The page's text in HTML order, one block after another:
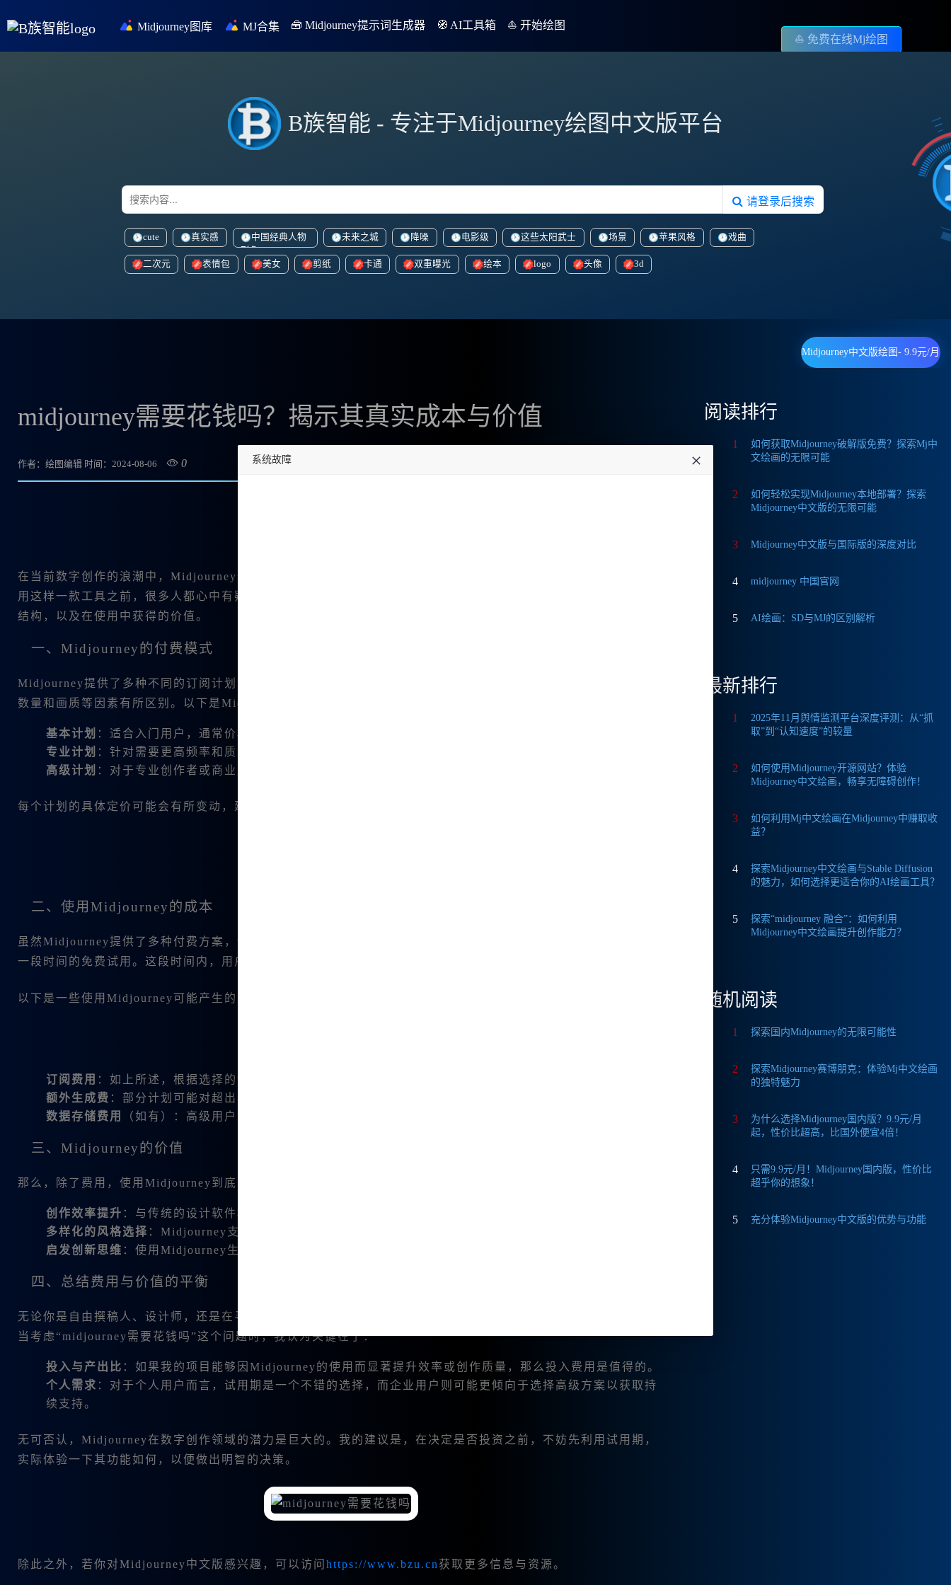
Midjourney图库 MJ合集 🧰 Midjourney提示词生成器 🧭 AI工具箱
⛵️ 开始绘图
⛵️ 免费在线Mj绘图
B族智能 - 专注于Midjourney绘图中文版平台
请登录后搜索
cute 真实感
中国经典人物
形象
未来之城 降噪 电影级 这些太阳武士 场景 苹果风格 戏曲
二次元 表情包 美女 剪纸 卡通 双重曝光 绘本 logo 头像 3d
Midjourney中文版绘图- 9.9元/月
midjourney需要花钱吗？揭示其真实成本与价值
作者：绘图编辑 时间：2024-08-06 0
在当前数字创作的浪潮中，Midjourney作为一款生成图像的人工智能工具，吸引了大量创作者的关注。然而，在使
用这样一款工具之前，很多人都心中有疑问：“midjourney需要花钱吗？”接下来，我将深入探讨Midjourney的费用
结构，以及在使用中获得的价值。
一、Midjourney的付费模式
Midjourney提供了多种不同的订阅计划以满足不同用户的需求。这些计划通常会根据用户的使用频率、生成图像的
数量和画质等因素有所区别。以下是Midjourney的一般付费选项：
基本计划 ：适合入门用户，通常价格相对较低，包含一定数量的生成图像，适合个人项目。
专业计划 ：针对需要更高频率和质量的用户，价格适中，提供更多生成图像的额度和更快的处理速度。
高级计划 ：对于专业创作者或商业用户，价格较高，但提供无限制的生成图像和优先技术支持。
每个计划的具体定价可能会有所变动，建议您访问Midjourney官网获取最新的信息。
二、使用Midjourney的成本
虽然Midjourney提供了多种付费方案，但完全可以利用其免费体验期来评估其适用性。一般来说，新用户可以获取
一段时间的免费试用。这段时间内，用户可以自由创建图像，了解Midjourney的功能与特性。
以下是一些使用Midjourney可能产生的费用因素：
订阅费用 ：如上所述，根据选择的计划不同，用户需支付的订阅费用也不同。
额外生成费 ：部分计划可能对超出额度的生成图像收取额外费用。
数据存储费用
（如有）：高级用户可能需要考虑存储生成内容的费用，这取决于使用的存储解决方案。
三、Midjourney的价值
那么，除了费用，使用Midjourney到底能带来怎样的价值呢？以下几点可以帮助你理解Midjourney的潜在利益：
创作效率提升 ：与传统的设计软件相比，Midjourney能在短时间内生成高质量的图像，极大减少工作周期。
多样化的风格选择 ：Midjourney支持多种图像风格，使创作者能够根据项目需求进行自由调整。
启发创新思维 ：使用Midjourney生成的图像能够激发创作者的灵感，助力新项目的构思和发展。
四、总结费用与价值的平衡
无论你是自由撰稿人、设计师，还是在寻找高效工具的企业主，Midjourney都提供了一个具有吸引力的创作平台。
当考虑“midjourney需要花钱吗”这个问题时，我认为关键在于：
投入与产出比 ：如果我的项目能够因Midjourney的使用而显著提升效率或创作质量，那么投入费用是值得的。
个人需求 ：对于个人用户而言，试用期是一个不错的选择，而企业用户则可能更倾向于选择高级方案以获取持
续支持。
无可否认，Midjourney在数字创作领域的潜力是巨大的。我的建议是，在决定是否投资之前，不妨先利用试用期，
实际体验一下其功能如何，以便做出明智的决策。
除此之外，若你对Midjourney中文版感兴趣，可以访问 https://www.bzu.cn 获取更多信息与资源。
阅读排行
1
如何获取Midjourney破解版免费？探索Mj中
文绘画的无限可能
2
如何轻松实现Midjourney本地部署？探索
Midjourney中文版的无限可能
3 Midjourney中文版与国际版的深度对比
4 midjourney 中国官网
5 AI绘画：SD与MJ的区别解析
最新排行
1
2025年11月舆情监测平台深度评测：从“抓
取”到“认知速度”的较量
2
如何使用Midjourney开源网站？体验
Midjourney中文绘画，畅享无障碍创作！
3
如何利用Mj中文绘画在Midjourney中赚取收
益？
4
探索Midjourney中文绘画与Stable Diffusion
的魅力，如何选择更适合你的AI绘画工具？
5
探索“midjourney 融合”：如何利用
Midjourney中文绘画提升创作能力？
随机阅读
1 探索国内Midjourney的无限可能性
2
探索Midjourney赛博朋克：体验Mj中文绘画
的独特魅力
3
为什么选择Midjourney国内版？9.9元/月
起，性价比超高，比国外便宜4倍！
4
只需9.9元/月！Midjourney国内版，性价比
超乎你的想象！
5 充分体验Midjourney中文版的优势与功能
系统故障